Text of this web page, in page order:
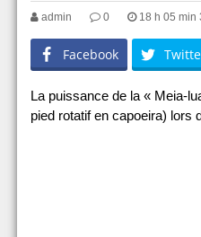
admin 0 18 h 05 min
Facebook
La puissance de la « Meia-
pied rotatif en capoeira) lors